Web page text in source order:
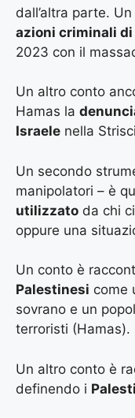
dall’altra parte.
azioni criminali di
2023 con il
Un altro conto
Hamas la
Israele nella
Un secondo
manipolatori – è
utilizzato da chi
oppure una
Un conto è
Palestinesi come
sovrano e un
terroristi (Hamas).
Un altro conto è
definendo i